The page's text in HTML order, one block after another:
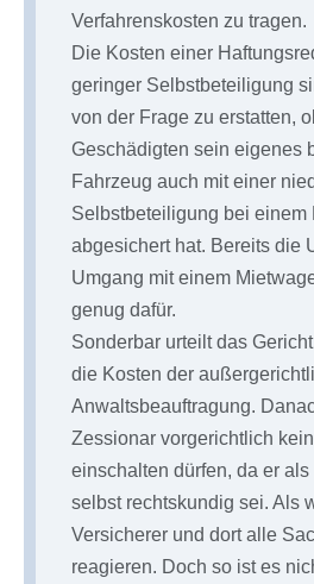
Verfahrenskosten zu tragen.
Die Kosten einer
geringer Selbstbeteiligung
von der Frage zu erstatten,
Geschädigten sein eigenes
Fahrzeug auch mit einer
Selbstbeteiligung bei einem
abgesichert hat. Bereits die
Umgang mit einem
genug dafür.
Sonderbar urteilt das
die Kosten der
Anwaltsbeauftragung.
Zessionar vorgerichtlich
einschalten dürfen, da er
selbst rechtskundig sei. Als
Versicherer und dort alle
reagieren. Doch so ist es